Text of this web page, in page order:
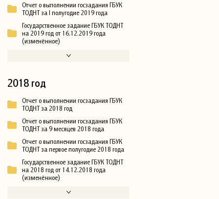
Отчет о выполнении госзадания ГБУК
ТОДНТ за I полугодие 2019 года
Государственное задание ГБУК ТОДНТ
на 2019 год от 16.12.2019 года
(изменённое)
2018 год
Отчет о выполнении госзадания ГБУК
ТОДНТ за 2018 год
Отчет о выполнении госзадания ГБУК
ТОДНТ за 9 месяцев 2018 года
Отчет о выполнении госзадания ГБУК
ТОДНТ за первое полугодие 2018 года
Государственное задание ГБУК ТОДНТ
на 2018 год от 14.12.2018 года
(изменённое)